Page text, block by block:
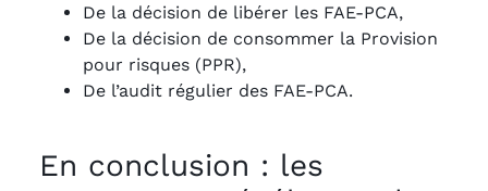
De la décision de libérer les FAE-PCA,
De la décision de consommer la Provision
pour risques (PPR),
De l’audit régulier des FAE-PCA.
En conclusion : les